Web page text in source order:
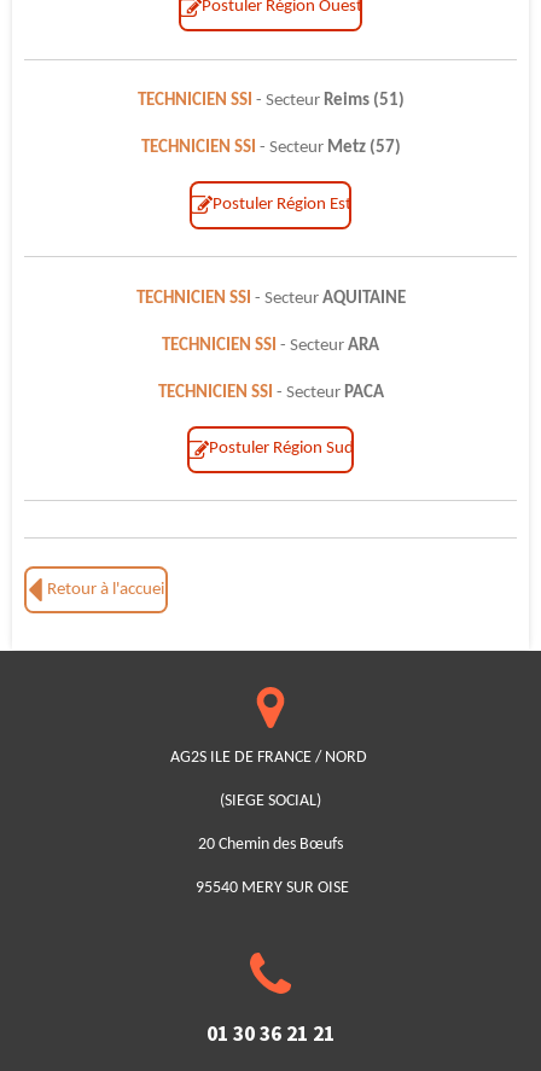
Postuler Région Ouest
TECHNICIEN SSI - Secteur Reims (51)
TECHNICIEN SSI - Secteur Metz (57)
Postuler Région Est
TECHNICIEN SSI - Secteur AQUITAINE
TECHNICIEN SSI - Secteur ARA
TECHNICIEN SSI - Secteur PACA
Postuler Région Sud
Retour à l'accueil
AG2S ILE DE FRANCE / NORD
(SIEGE SOCIAL)
20 Chemin des Bœufs
95540 MERY SUR OISE
01 30 36 21 21